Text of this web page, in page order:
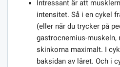
Intressant är att
intensitet. Så i en cykel
(eller när du trycker på
gastrocnemius-muskeln,
skinkorna maximalt. I
baksidan av låret. Och i